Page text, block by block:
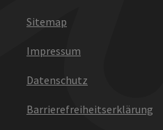
Sitemap
Impressum
Datenschutz
Barrierefreiheitserklärung